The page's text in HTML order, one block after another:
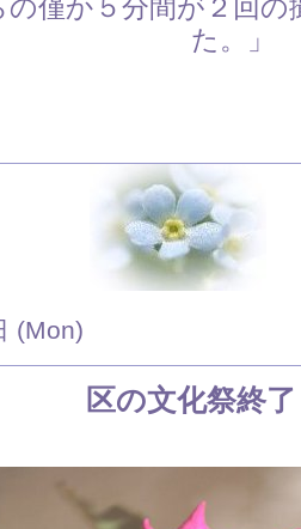
僅か５分間が２回
た。」
(Mon)
区の文化祭終了